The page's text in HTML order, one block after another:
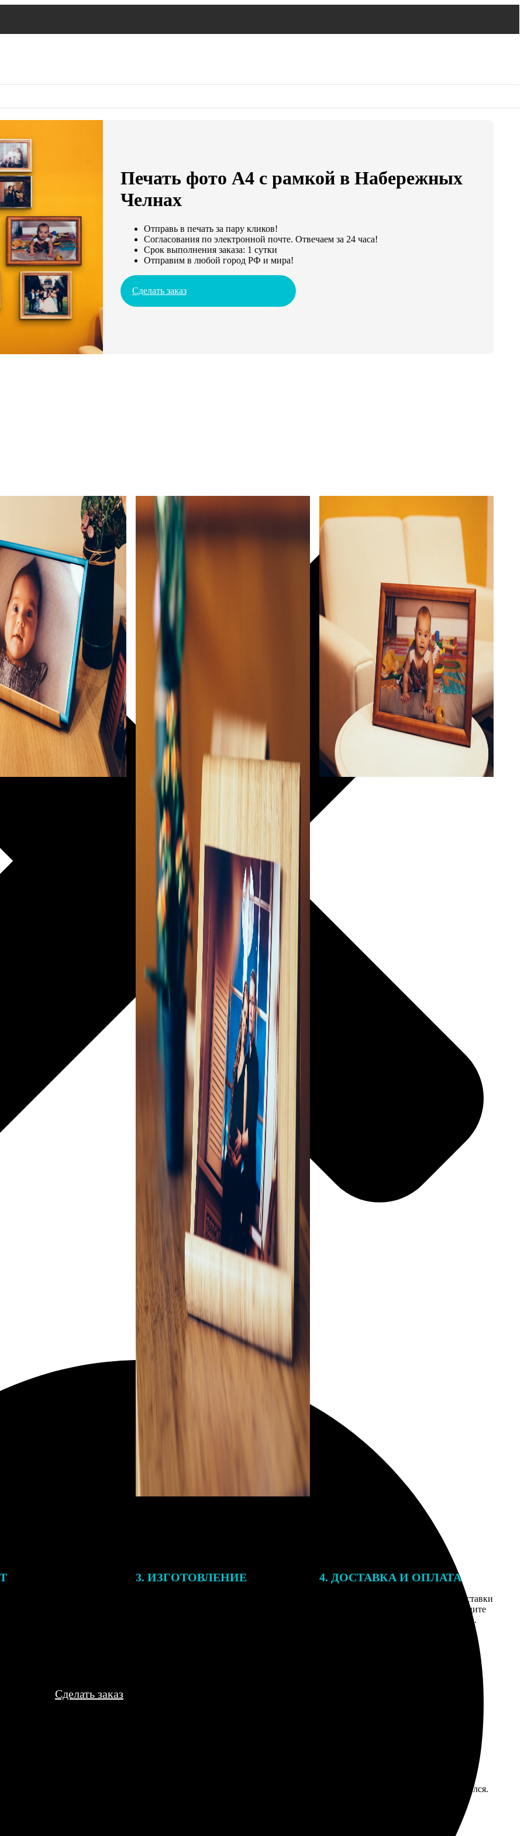
Печать фото А4 с рамкой в Набережных
Челнах
Отправь в печать за пару кликов!
Согласования по электронной почте. Отвечаем за 24 часа!
Срок выполнения заказа: 1 сутки
Отправим в любой город РФ и мира!
Сделать заказ
3. ИЗГОТОВЛЕНИЕ 4. ДОСТАВКА И ОПЛАТА
Введите адрес и выберите способ доставки
заказа. Если у вас есть промокод, введите
его в специальное поле для промокода.
Сделать заказ
красочный. Пришлось скручивать в трубку для перевозки, потом пару дней под прессом лежал, чтобы разгладился.